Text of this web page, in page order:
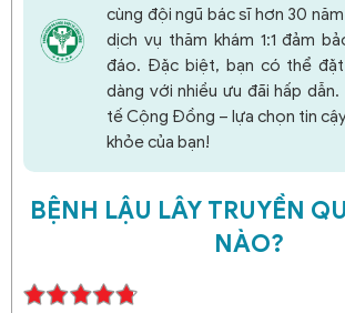
cùng đội ngũ bác sĩ hơn 30
dịch vụ thăm khám 1:1 đảm
đáo. Đặc biệt, bạn có thể
dàng với nhiều ưu đãi hấp
tế Cộng Đồng – lựa chọn tin
khỏe của bạn!
BỆNH LẬU LÂY TRUYỀN
NÀO?